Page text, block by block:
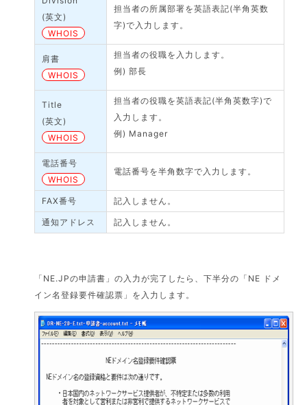
(英文)
WHOIS
担当者の所属部署を英語表記(半角英数
字)で入力します。
肩書
WHOIS
担当者の役職を入力します。
例) 部長
Title
(英文)
WHOIS
担当者の役職を英語表記(半角英数字)で
入力します。
例) Manager
電話番号
WHOIS
電話番号を半角数字で入力します。
FAX番号 記入しません。
通知アドレス 記入しません。
「NE.JPの申請書」の入力が完了したら、下半分の「NE ドメ
イン名登録要件確認票」を入力します。